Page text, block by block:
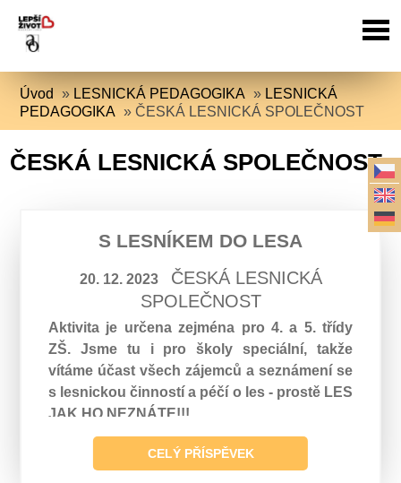
Úvod » LESNICKÁ PEDAGOGIKA » LESNICKÁ
PEDAGOGIKA »ČESKÁ LESNICKÁ SPOLEČNOST
ČESKÁ LESNICKÁ SPOLEČNOST
S LESNÍKEM DO LESA
20. 12. 2023
ČESKÁ LESNICKÁ
SPOLEČNOST
Aktivita je určena zejména pro 4. a 5. třídy
ZŠ. Jsme tu i pro školy speciální, takže
vítáme účast všech zájemců a seznámení se
s lesnickou činností a péčí o les - prostě LES
JAK HO NEZNÁTE!!!
CELÝ PŘÍSPĚVEK